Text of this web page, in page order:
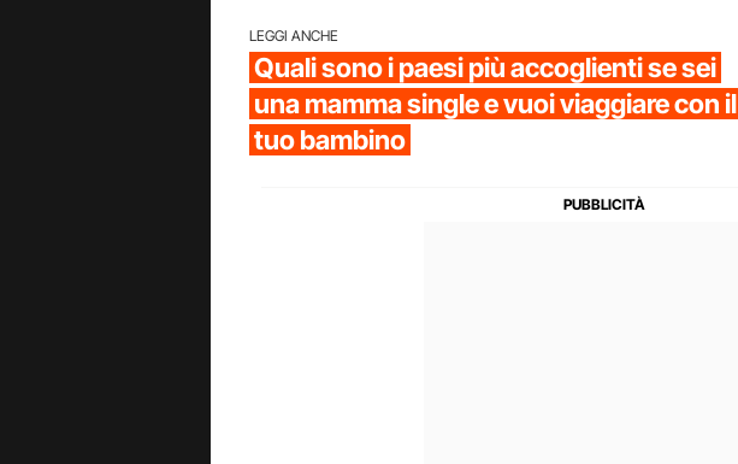
LEGGI ANCHE
Quali sono i paesi più accoglienti se sei
una mamma single e vuoi viaggiare con il
tuo bambino